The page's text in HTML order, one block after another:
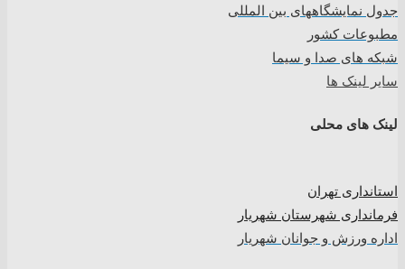
جدول نمایشگاههای بین المللی
مطبوعات کشور
شبکه های صدا و سیما
سایر لینک ها
لینک های محلی
استانداری تهران
فرمانداری شهرستان شهریار
اداره ورزش و جوانان شهریار